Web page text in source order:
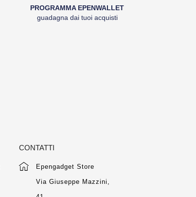
PROGRAMMA EPENWALLET
guadagna dai tuoi acquisti
CONTATTI
Epengadget Store
Via Giuseppe Mazzini,